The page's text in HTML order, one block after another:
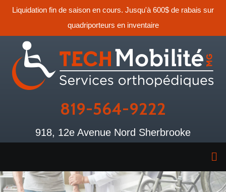
Liquidation fin de saison en cours. Jusqu'à 600$ de rabais sur
quadriporteurs en inventaire
819-564-9222
918, 12e Avenue Nord Sherbrooke